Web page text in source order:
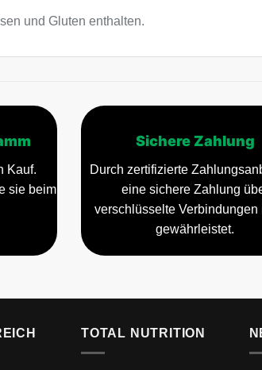
und Gluten enthalten.
Kauf.
sie beim
Sichere Zahlung
Durch zertifizierte
eine sichere Zahlung
verschlüsselte Verbindungen
gewährleistet.
TOTAL NUTRITION